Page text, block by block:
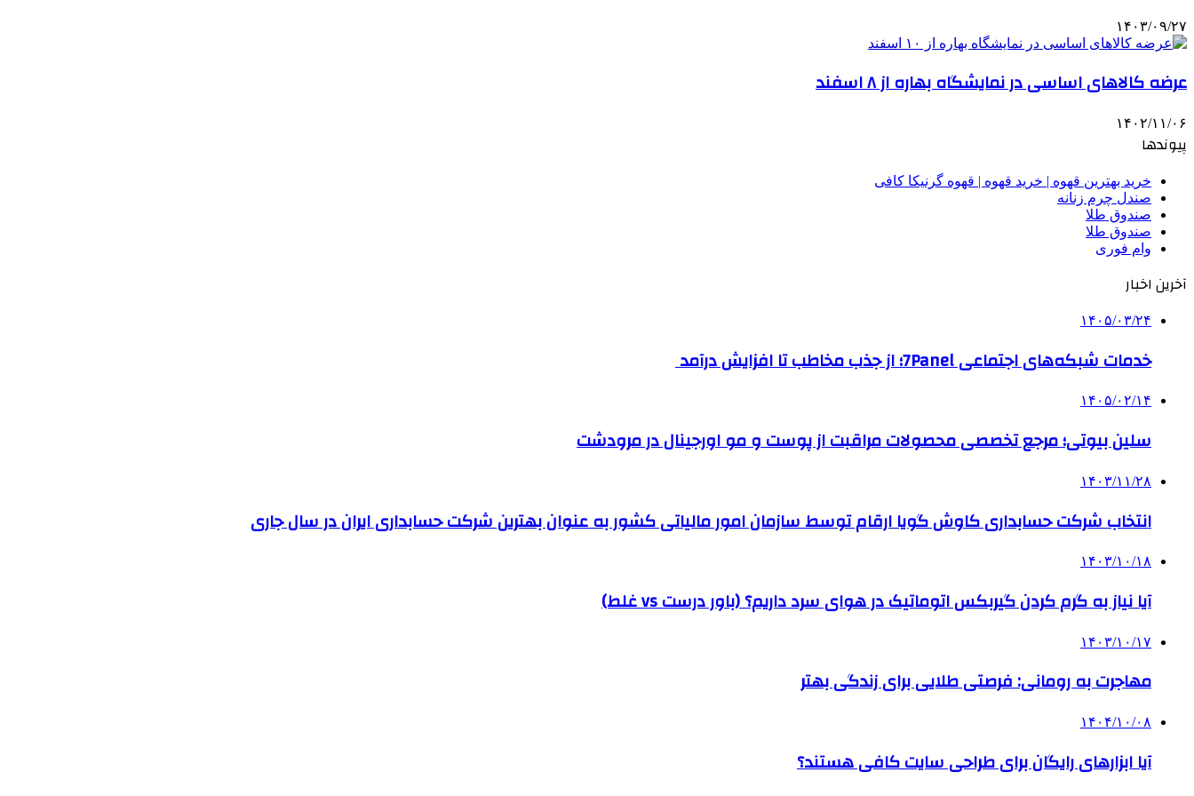
۱۴۰۳/۰۹/۲۷
عرضه کالاهای اساسی در نمایشگاه بهاره از ۸ اسفند
۱۴۰۲/۱۱/۰۶
پیوندها
خرید بهترین قهوه | خرید قهوه | قهوه گرنیکا کافی
صندل چرم زنانه
صندوق طلا
صندوق طلا
وام فوری
آخرین اخبار
۱۴۰۵/۰۳/۲۴
خدمات شبکه‌های اجتماعی 7Panel؛ از جذب مخاطب تا افزایش درآمد
۱۴۰۵/۰۲/۱۴
سلین بیوتی؛ مرجع تخصصی محصولات مراقبت از پوست و مو اورجینال در مرودشت
۱۴۰۳/۱۱/۲۸
انتخاب شرکت حسابداری کاوش گویا ارقام توسط سازمان امور مالیاتی کشور به عنوان بهترین شرکت حسابداری ایران در سال جاری
۱۴۰۳/۱۰/۱۸
آیا نیاز به گرم کردن گیربکس اتوماتیک در هوای سرد داریم؟ (باور درست vs غلط)
۱۴۰۳/۱۰/۱۷
مهاجرت به رومانی: فرصتی طلایی برای زندگی بهتر
۱۴۰۴/۱۰/۰۸
آیا ابزارهای رایگان برای طراحی سایت کافی هستند؟